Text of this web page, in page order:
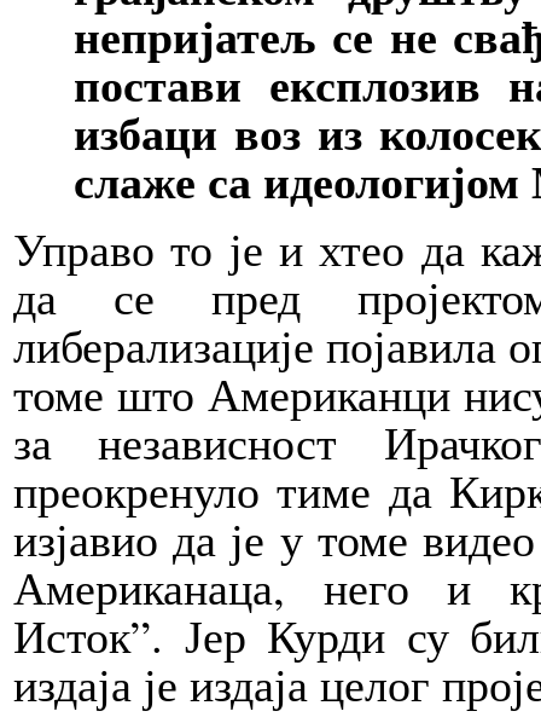
непријатељ се не
постави експлозив
избаци воз из
слаже са
Управо то је и хтео да
да се пред
либерализације
томе што Американци
за независност
преокренуло тиме да
изјавио да је у томе
Американаца, него и
Исток”. Јер Курди су
издаја је издаја целог